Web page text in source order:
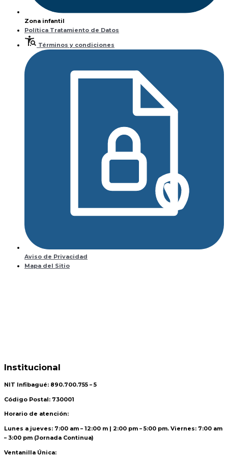
Zona infantil
Política Tratamiento de Datos
Términos y condiciones
Aviso de Privacidad
Mapa del Sitio
Institucional
NIT Infibagué: 890.700.755 – 5
Código Postal: 730001
Horario de atención:
Lunes a jueves: 7:00 am – 12:00 m | 2:00 pm – 5:00 pm. Viernes: 7:00 am
– 3:00 pm (Jornada Continua)
Ventanilla Única: